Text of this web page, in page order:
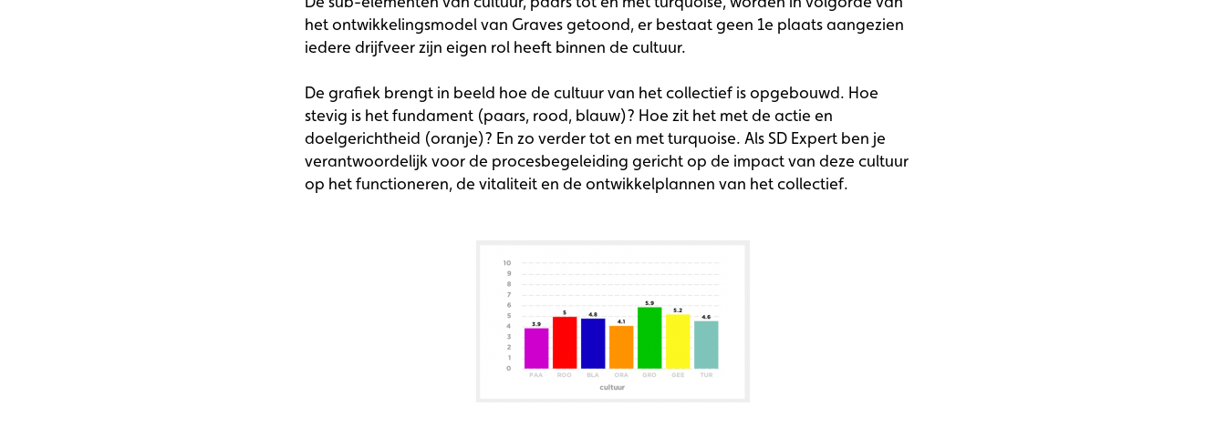
het ontwikkelingsmodel van Graves getoond, er bestaat geen 1e plaats aangezien
iedere drijfveer zijn eigen rol heeft binnen de cultuur.
De grafiek brengt in beeld hoe de cultuur van het collectief is opgebouwd. Hoe
stevig is het fundament (paars, rood, blauw)? Hoe zit het met de actie en
doelgerichtheid (oranje)? En zo verder tot en met turquoise. Als SD Expert ben je
verantwoordelijk voor de procesbegeleiding gericht op de impact van deze cultuur
op het functioneren, de vitaliteit en de ontwikkelplannen van het collectief.